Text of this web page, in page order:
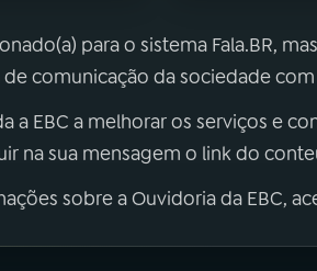
para o sistema Fala.BR,
comunicação da sociedade
a EBC a melhorar os serviços e
na sua mensagem o link do
sobre a Ouvidoria da EBC,